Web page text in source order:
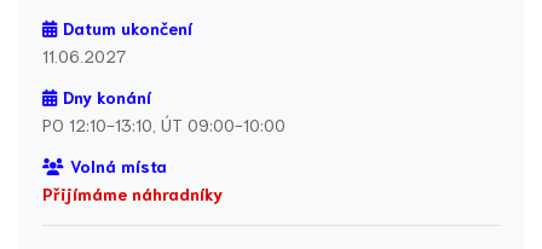
Datum ukončení
11.06.2027
Dny konání
PO 12:10-13:10, ÚT 09:00-10:00
Volná místa
Přijímáme náhradníky